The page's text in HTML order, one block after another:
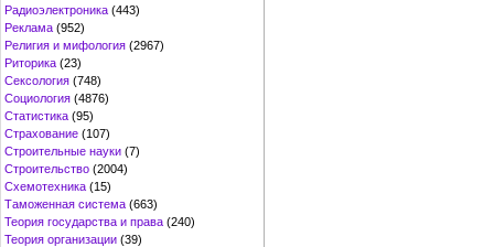
Радиоэлектроника (443)
Реклама (952)
Религия и мифология (2967)
Риторика (23)
Сексология (748)
Социология (4876)
Статистика (95)
Страхование (107)
Строительные науки (7)
Строительство (2004)
Схемотехника (15)
Таможенная система (663)
Теория государства и права (240)
Теория организации (39)